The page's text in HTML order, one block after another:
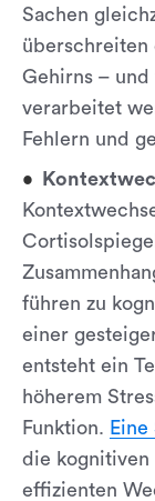
Sachen
überschreiten
Gehirns –
verarbeitet
Fehlern und
führen zu
einer
entsteht ein
höherem
Funktion.
die kognitiven
effizienten